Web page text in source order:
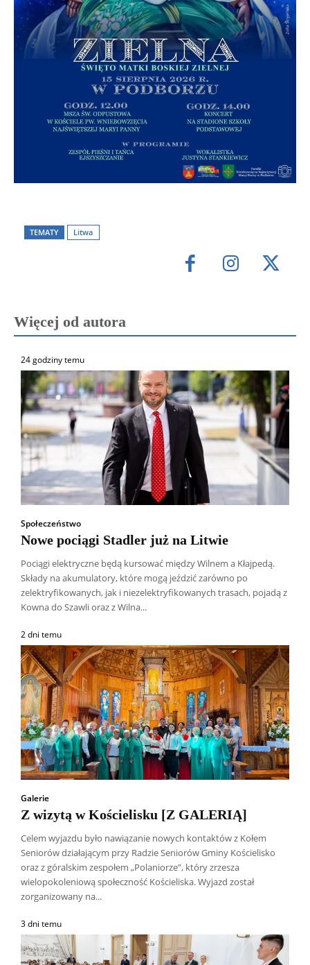
TEMATY Litwa
Więcej od autora
24 godziny temu
Społeczeństwo
Nowe pociągi Stadler już na Litwie
Pociągi elektryczne będą kursować między Wilnem a Kłajpedą.
Składy na akumulatory, które mogą jeździć zarówno po
zelektryfikowanych, jak i niezelektryfikowanych trasach, pojadą z
Kowna do Szawli oraz z Wilna...
2 dni temu
Galerie
Z wizytą w Kościelisku [Z GALERIĄ]
Celem wyjazdu było nawiązanie nowych kontaktów z Kołem
Seniorów działającym przy Radzie Seniorów Gminy Kościelisko
oraz z góralskim zespołem „Polaniorze”, który zrzesza
wielopokoleniową społeczność Kościeliska. Wyjazd został
zorganizowany na...
3 dni temu